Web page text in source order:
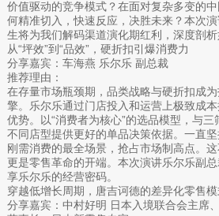
价值驱动的竞争模式？在面对复杂多变的
何精准切入，快速反应，决胜未来？本次
生将为我们解码渠道演化期红利，深度剖析
从“坪效”到“品效”，硬折扣引爆消费力
分享嘉宾：车海燕 乐尔乐 副总裁
推荐理由：
在存量市场瓶颈期，品类战略与硬折扣成为
擎。乐尔乐通过门店投入和运营上极致成
优势。以“消费者为核心”的选品模型，与
不同店型提供更好的单品决策依据。一直
刚需消费的最全场景，抢占市场制高点。
更是零售革命的开端。本次演讲乐尔乐副
享乐尔乐的经营密码。
穿越低增长周期，唐吉诃德的差异化零售
分享嘉宾：中村好明 日本入境联合会主席